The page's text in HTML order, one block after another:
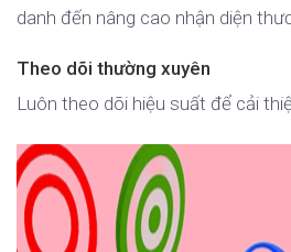
danh đến nâng cao nhận diện
Theo dõi thường xuyên
Luôn theo dõi hiệu suất để cải